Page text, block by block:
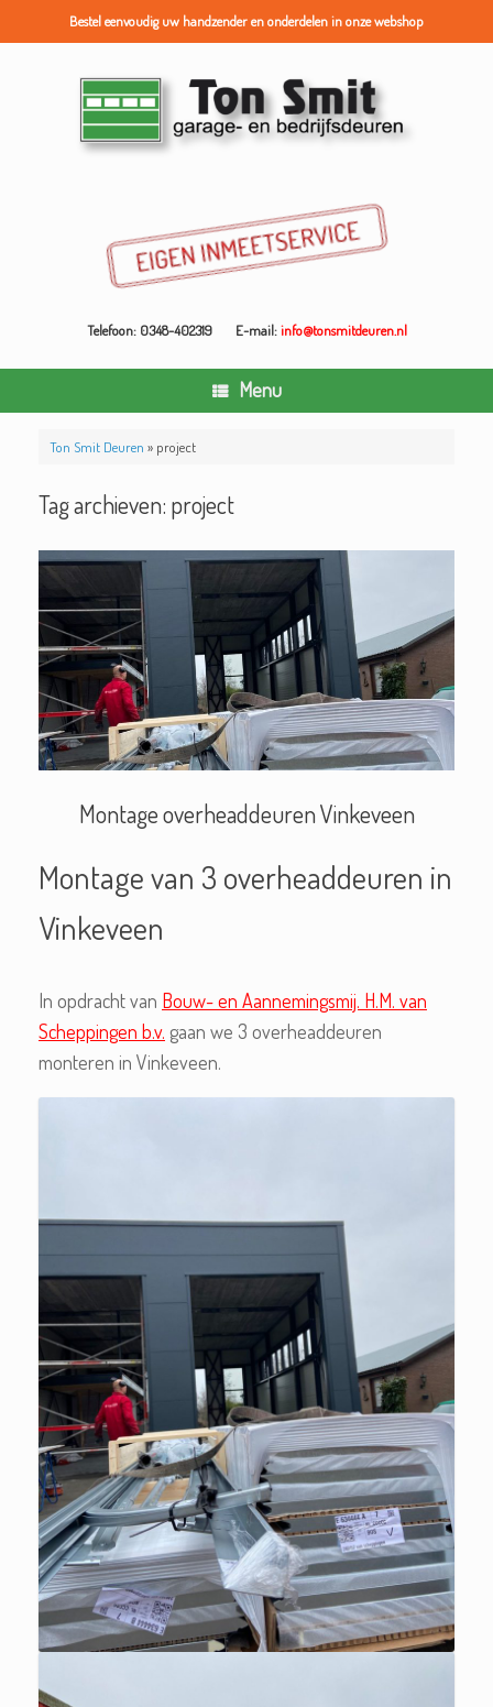
Bestel eenvoudig uw handzender en onderdelen in onze webshop
Telefoon: 0348-402319 E-mail:info@tonsmitdeuren.nl
Menu
Ton Smit Deuren » project
Tag archieven: project
Montage overheaddeuren Vinkeveen
Montage van 3 overheaddeuren in
Vinkeveen
In opdracht van Bouw- en Aannemingsmij. H.M. van
Scheppingen b.v. gaan we 3 overheaddeuren
monteren in Vinkeveen.